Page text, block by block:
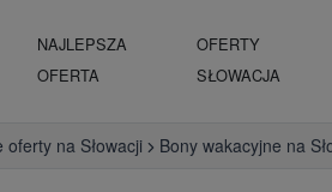
NAJLEPSZA
OFERTA
OFERTY
SŁOWACJA
oferty na Słowacji Bony wakacyjne na